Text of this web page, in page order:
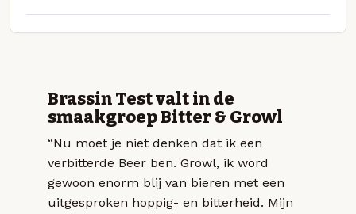
Brassin Test valt in de
smaakgroep Bitter & Growl
“Nu moet je niet denken dat ik een
verbitterde Beer ben. Growl, ik word
gewoon enorm blij van bieren met een
uitgesproken hoppig- en bitterheid. Mijn